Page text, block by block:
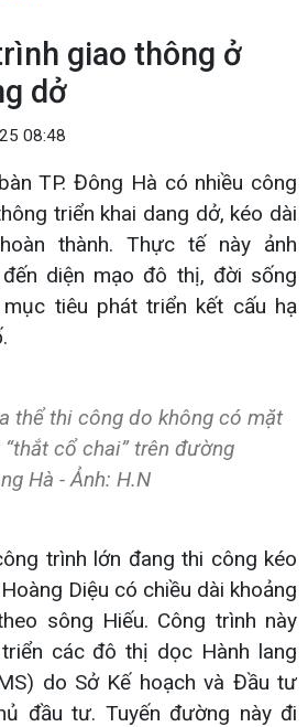
giao thông ở
dở
08:48
TP. Đông Hà có nhiều công
triển khai dang dở, kéo dài
thành. Thực tế này ảnh
diện mạo đô thị, đời sống
tiêu phát triển kết cấu hạ
thể thi công do không có mặt
cổ chai” trên đường
Hà - Ảnh: H.N
trình lớn đang thi công kéo
Diệu có chiều dài khoảng
sông Hiếu. Công trình này
các đô thị dọc Hành lang
do Sở Kế hoạch và Đầu tư
đầu tư. Tuyến đường này đi